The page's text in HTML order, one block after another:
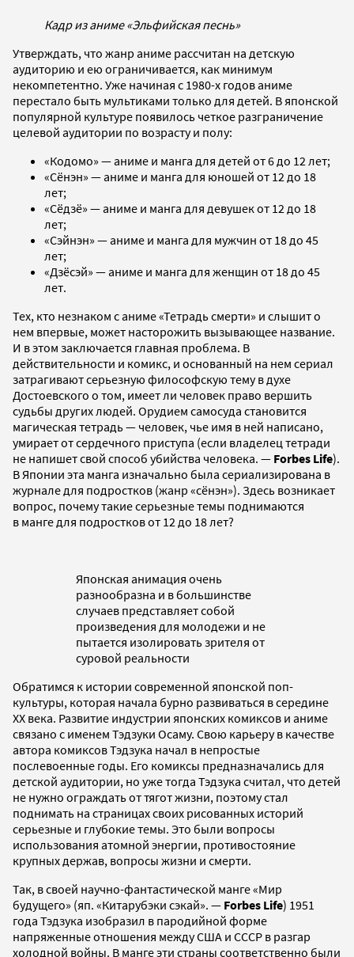
Кадр из аниме «Эльфийская песнь»
Утверждать, что жанр аниме рассчитан на детскую
аудиторию и ею ограничивается, как минимум
некомпетентно. Уже начиная с 1980-х годов аниме
перестало быть мультиками только для детей. В японской
популярной культуре появилось четкое разграничение
целевой аудитории по возрасту и полу:
«Кодомо» — аниме и манга для детей от 6 до 12 лет;
«Сёнэн» — аниме и манга для юношей от 12 до 18
лет;
«Сёдзё» — аниме и манга для девушек от 12 до 18
лет;
«Сэйнэн» — аниме и манга для мужчин от 18 до 45
лет;
«Дзёсэй» — аниме и манга для женщин от 18 до 45
лет.
Тех, кто незнаком с аниме «Тетрадь смерти» и слышит о
нем впервые, может насторожить вызывающее название.
И в этом заключается главная проблема. В
действительности и комикс, и основанный на нем сериал
затрагивают серьезную философскую тему в духе
Достоевского о том, имеет ли человек право вершить
судьбы других людей. Орудием самосуда становится
магическая тетрадь — человек, чье имя в ней написано,
умирает от сердечного приступа (если владелец тетради
не напишет свой способ убийства человека. — Forbes Life).
В Японии эта манга изначально была сериализирована в
журнале для подростков (жанр «сёнэн»). Здесь возникает
вопрос, почему такие серьезные темы поднимаются
в манге для подростков от 12 до 18 лет?
Японская анимация очень
разнообразна и в большинстве
случаев представляет собой
произведения для молодежи и не
пытается изолировать зрителя от
суровой реальности
Обратимся к истории современной японской поп-
культуры, которая начала бурно развиваться в середине
ХХ века. Развитие индустрии японских комиксов и аниме
связано с именем Тэдзуки Осаму. Свою карьеру в качестве
автора комиксов Тэдзука начал в непростые
послевоенные годы. Его комиксы предназначались для
детской аудитории, но уже тогда Тэдзука считал, что детей
не нужно ограждать от тягот жизни, поэтому стал
поднимать на страницах своих рисованных историй
серьезные и глубокие темы. Это были вопросы
использования атомной энергии, противостояние
крупных держав, вопросы жизни и смерти.
Так, в своей научно-фантастической манге «Мир
будущего» (яп. «Китарубэки сэкай». — Forbes Life) 1951
года Тэдзука изобразил в пародийной форме
напряженные отношения между США и СССР в разгар
холодной войны. В манге эти страны соответственно были